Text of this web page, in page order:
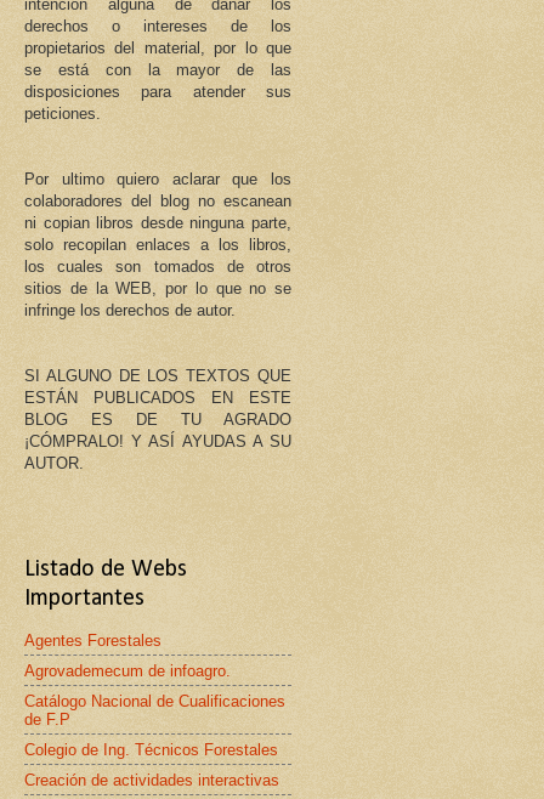
intención alguna de dañar los
derechos o intereses de los
propietarios del material, por lo que
se está con la mayor de las
disposiciones para atender sus
peticiones.
Por ultimo quiero aclarar que los
colaboradores del blog no escanean
ni copian libros desde ninguna parte,
solo recopilan enlaces a los libros,
los cuales son tomados de otros
sitios de la WEB, por lo que no se
infringe los derechos de autor.
SI ALGUNO DE LOS TEXTOS QUE
ESTÁN PUBLICADOS EN ESTE
BLOG ES DE TU AGRADO
¡CÓMPRALO! Y ASÍ AYUDAS A SU
AUTOR.
Listado de Webs
Importantes
Agentes Forestales
Agrovademecum de infoagro.
Catálogo Nacional de Cualificaciones
de F.P
Colegio de Ing. Técnicos Forestales
Creación de actividades interactivas